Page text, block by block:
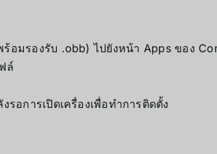
อมรองรับ .obb) ไปยังหน้า Apps ของ
ล์
อการเปิดเครื่องเพื่อทำการติดตั้ง